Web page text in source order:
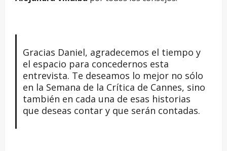
Gracias Daniel, agradecemos el tiempo y
el espacio para concedernos esta
entrevista. Te deseamos lo mejor no sólo
en la Semana de la Crítica de Cannes, sino
también en cada una de esas historias
que deseas contar y que serán contadas.